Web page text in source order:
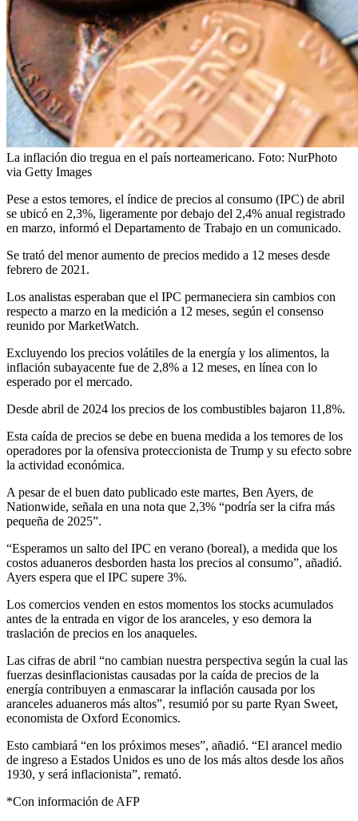
La inflación dio tregua en el país norteamericano. Foto: NurPhoto
via Getty Images
Pese a estos temores, el índice de precios al consumo (IPC) de abril
se ubicó en 2,3%, ligeramente por debajo del 2,4% anual registrado
en marzo, informó el Departamento de Trabajo en un comunicado.
Se trató del menor aumento de precios medido a 12 meses desde
febrero de 2021.
Los analistas esperaban que el IPC permaneciera sin cambios con
respecto a marzo en la medición a 12 meses, según el consenso
reunido por MarketWatch.
Excluyendo los precios volátiles de la energía y los alimentos, la
inflación subayacente fue de 2,8% a 12 meses, en línea con lo
esperado por el mercado.
Desde abril de 2024 los precios de los combustibles bajaron 11,8%.
Esta caída de precios se debe en buena medida a los temores de los
operadores por la ofensiva proteccionista de Trump y su efecto sobre
la actividad económica.
A pesar de el buen dato publicado este martes, Ben Ayers, de
Nationwide, señala en una nota que 2,3% “podría ser la cifra más
pequeña de 2025”.
“Esperamos un salto del IPC en verano (boreal), a medida que los
costos aduaneros desborden hasta los precios al consumo”, añadió.
Ayers espera que el IPC supere 3%.
Los comercios venden en estos momentos los stocks acumulados
antes de la entrada en vigor de los aranceles, y eso demora la
traslación de precios en los anaqueles.
Las cifras de abril “no cambian nuestra perspectiva según la cual las
fuerzas desinflacionistas causadas por la caída de precios de la
energía contribuyen a enmascarar la inflación causada por los
aranceles aduaneros más altos”, resumió por su parte Ryan Sweet,
economista de Oxford Economics.
Esto cambiará “en los próximos meses”, añadió. “El arancel medio
de ingreso a Estados Unidos es uno de los más altos desde los años
1930, y será inflacionista”, remató.
*Con información de AFP